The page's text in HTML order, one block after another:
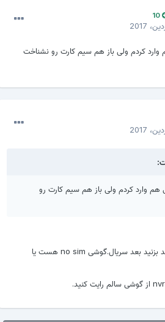
کردم ولی باز هم سیم کارت رو نشناخت
وارد کردم ولی باز هم سیم کارت رو
سلام.با اینفینیتی فیکس بیس باند بزنید بعد سریال.گوشی no sim هست یا